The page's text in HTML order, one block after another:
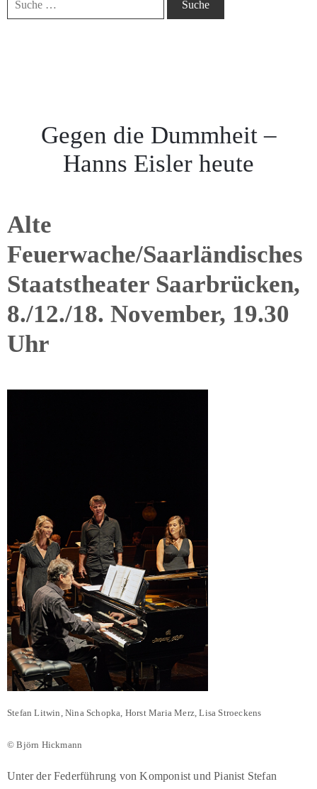
Gegen die Dummheit –
Hanns Eisler heute
Alte
Feuerwache/Saarländisches
Staatstheater Saarbrücken,
8./12./18. November, 19.30
Uhr
Stefan Litwin, Nina Schopka, Horst Maria Merz, Lisa Stroeckens
© Björn Hickmann
Unter der Federführung von Komponist und Pianist Stefan